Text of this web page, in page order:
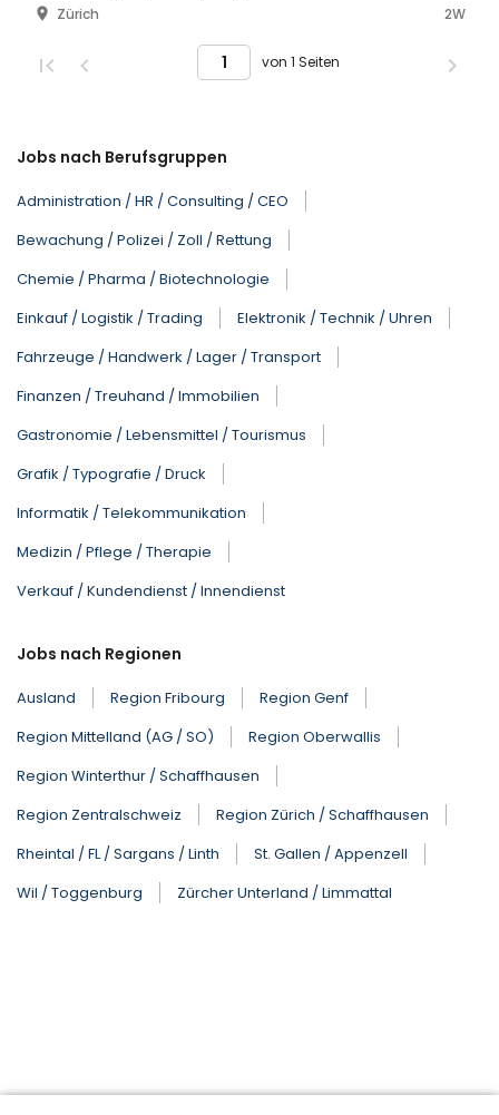
Zürich 2W
von 1 Seiten
Jobs nach Berufsgruppen
Administration / HR / Consulting / CEO
Bewachung / Polizei / Zoll / Rettung
Chemie / Pharma / Biotechnologie
Einkauf / Logistik / Trading
Elektronik / Technik / Uhren
Fahrzeuge / Handwerk / Lager / Transport
Finanzen / Treuhand / Immobilien
Gastronomie / Lebensmittel / Tourismus
Grafik / Typografie / Druck
Informatik / Telekommunikation
Medizin / Pflege / Therapie
Verkauf / Kundendienst / Innendienst
Jobs nach Regionen
Ausland Region Fribourg
Region Genf
Region Mittelland (AG / SO)
Region Oberwallis
Region Winterthur / Schaffhausen
Region Zentralschweiz
Region Zürich / Schaffhausen
Rheintal / FL / Sargans / Linth
St. Gallen / Appenzell
Wil / Toggenburg
Zürcher Unterland / Limmattal